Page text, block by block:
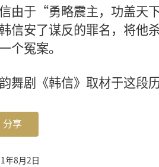
由于“勇略震主，功盖天
信安了谋反的罪名，将他
个冤案。
舞剧《韩信》取材于这段历
分享
年8月2日